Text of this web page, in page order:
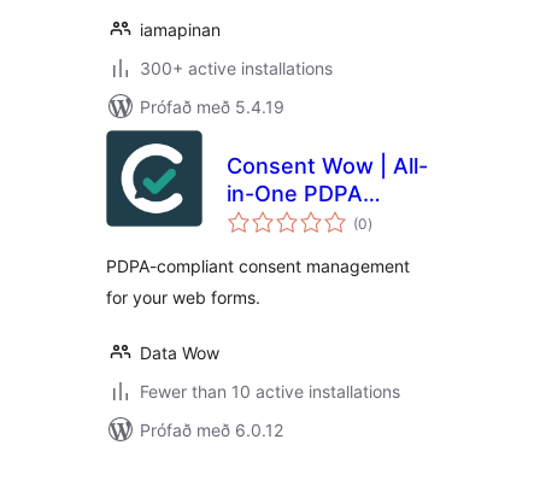
iamapinan
300+ active installations
Prófað með 5.4.19
Consent Wow | All-
in-One PDPA
Consent Solution
(0samtals
einkunnagjafir
)
PDPA-compliant consent management
for your web forms.
Data Wow
Fewer than 10 active installations
Prófað með 6.0.12